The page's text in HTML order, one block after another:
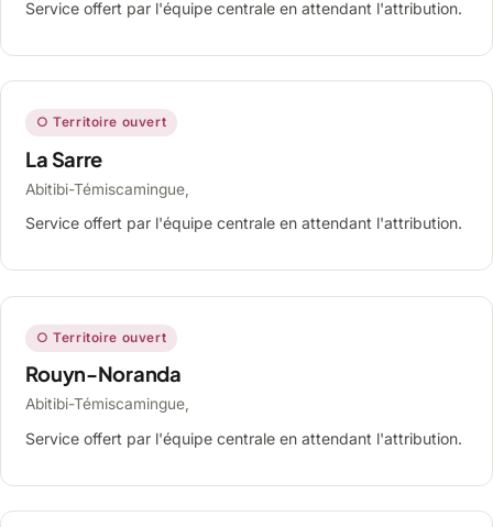
Service offert par l'équipe centrale en attendant l'attribution.
○ Territoire ouvert
La Sarre
Abitibi-Témiscamingue,
Service offert par l'équipe centrale en attendant l'attribution.
○ Territoire ouvert
Rouyn-Noranda
Abitibi-Témiscamingue,
Service offert par l'équipe centrale en attendant l'attribution.